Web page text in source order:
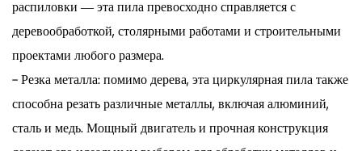
распиловки — эта пила превосходно справляется с
деревообработкой, столярными работами и строительными
проектами любого размера.
- Резка металла: помимо дерева, эта циркулярная пила также
способна резать различные металлы, включая алюминий,
сталь и медь. Мощный двигатель и прочная конструкция